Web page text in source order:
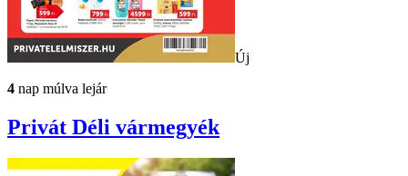
Új
4 nap múlva lejár
Privát Déli vármegyék